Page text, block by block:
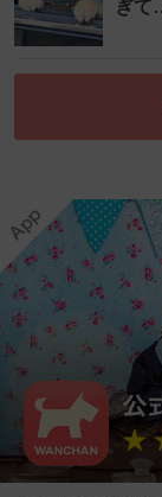
ぎて